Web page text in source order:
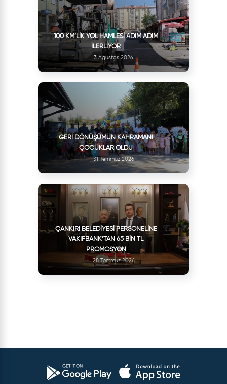
100 KM’LIK YOL HAMLESI ADIM ADIM
İLERLIYOR
3 Ağustos 2026
GERI DÖNÜŞÜMÜN KAHRAMANI
ÇOCUKLAR OLDU
31 Temmuz 2026
ÇANKIRI BELEDIYESI PERSONELINE
VAKIFBANK’TAN 65 BIN TL
PROMOSYON
28 Temmuz 2026